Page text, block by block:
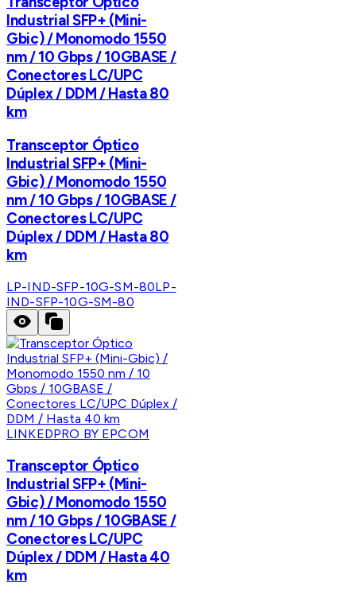
Industrial SFP+ (Mini-
Gbic) / Monomodo 1550
nm / 10 Gbps / 10GBASE /
Conectores LC/UPC
Dúplex / DDM / Hasta 80
km
Transceptor Óptico
Industrial SFP+ (Mini-
Gbic) / Monomodo 1550
nm / 10 Gbps / 10GBASE /
Conectores LC/UPC
Dúplex / DDM / Hasta 80
km
LP-IND-SFP-10G-SM-80LP-
IND-SFP-10G-SM-80
LINKEDPRO BY EPCOM
Transceptor Óptico
Industrial SFP+ (Mini-
Gbic) / Monomodo 1550
nm / 10 Gbps / 10GBASE /
Conectores LC/UPC
Dúplex / DDM / Hasta 40
km